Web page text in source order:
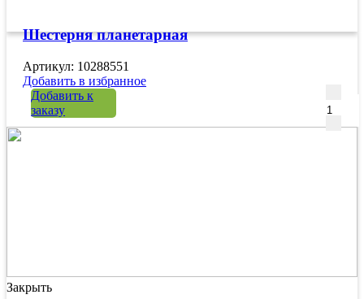
Шестерня планетарная
Артикул: 10288551
Добавить в избранное
Добавить к
заказу
Закрыть